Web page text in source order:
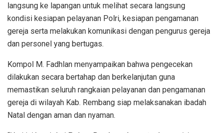
langsung ke lapangan untuk melihat secara langsung
kondisi kesiapan pelayanan Polri, kesiapan pengamanan
gereja serta melakukan komunikasi dengan pengurus gereja
dan personel yang bertugas.
Kompol M. Fadhlan menyampaikan bahwa pengecekan
dilakukan secara bertahap dan berkelanjutan guna
memastikan seluruh rangkaian pelayanan dan pengamanan
gereja di wilayah Kab. Rembang siap melaksanakan ibadah
Natal dengan aman dan nyaman.